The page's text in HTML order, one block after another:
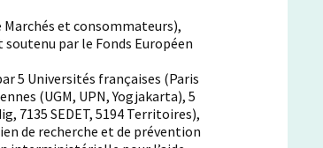
Marchés et consommateurs),
par le Fonds Européen
5 Universités françaises (Paris
(UGM, UPN, Yogjakarta), 5
7135 SEDET, 5194 Territoires),
de recherche et de prévention